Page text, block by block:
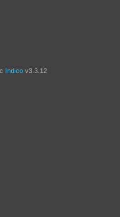
Indico v3.3.12